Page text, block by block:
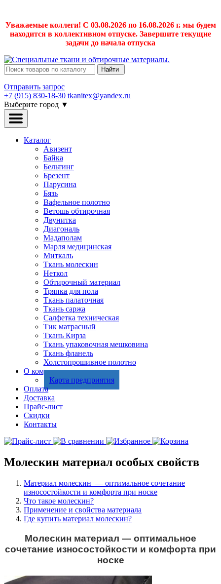
Уважаемые коллеги! С 03.08.2026 по 16.08.2026 г. мы будем
находится в коллективном отпуске. Завершите текущие
задачи до начала отпуска
Найти
Отправить запрос
+7 (915) 830-18-30 tkanitex@yandex.ru
Выберите город ▼
Каталог
Авизент
Байка
Бельтинг
Брезент
Парусина
Бязь
Вафельное полотно
Ветошь обтирочная
Двунитка
Диагональ
Мадаполам
Марля медицинская
Миткаль
Ткань молескин
Неткол
Обтирочный материал
Тряпка для пола
Ткань палаточная
Ткань саржа
Салфетка техническая
Тик матрасный
Ткань Кирза
Ткань упаковочная мешковина
Ткань фланель
Холстопрошивное полотно
О компании
Карта предприятия
Оплата
Доставка
Прайс-лист
Скидки
Контакты
Молескин материал особых свойств
Материал молескин — оптимальное сочетание
износостойкости и комфорта при носке
Что такое молескин?
Применение и свойства материала
Где купить материал молескин?
Молескин материал — оптимальное
сочетание износостойкости и комфорта при
носке